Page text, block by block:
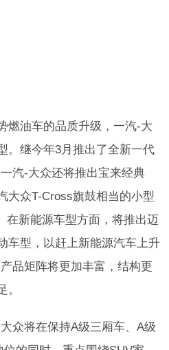
燃油车的品质升级，一汽-大
。继今年3月推出了全新一代
汽-大众还将推出宝来经典
大众T-Cross旗鼓相当的小型
在新能源车型方面，将推出迈
车型，以赶上新能源汽车上升
品矩阵将更加丰富，结构更
。
众将在保持A级三厢车、A级